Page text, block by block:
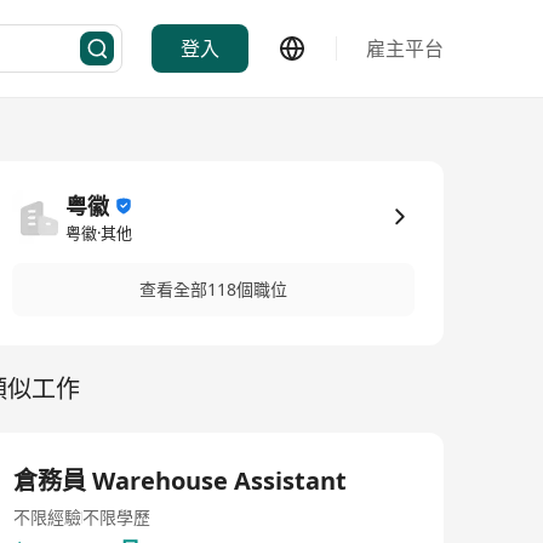
登入 雇主平台
粤徽
粤徽·其他
查看全部118個職位
似工作
倉務員 Warehouse Assistant
不限經驗不限學歷